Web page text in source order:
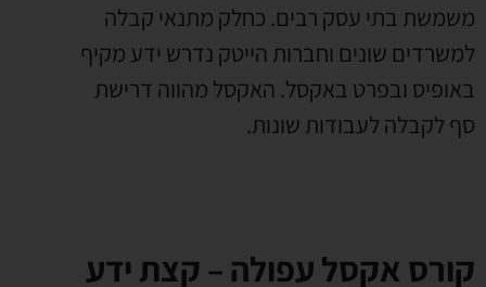
משמשת בתי עסק רבים. כחלק מתנאי קבלה
למשרדים שונים וחברות הייטק נדרש ידע מקיף
באופיס ובפרט באקסל. האקסל מהווה דרישת
סף לקבלה לעבודות שונות.
קורס אקסל עפולה – קצת ידע